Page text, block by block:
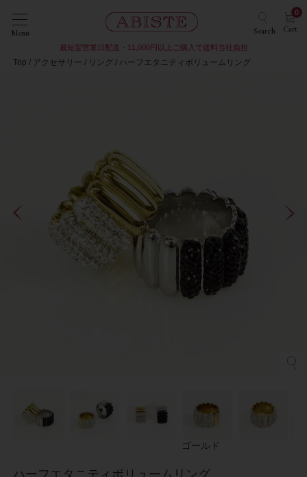
Menu Search Cart
0
最短翌営業日配送・11,000円以上ご購入で送料当社負担
Top アクセサリー リング ハーフエタニティボリュームリング
ゴールド